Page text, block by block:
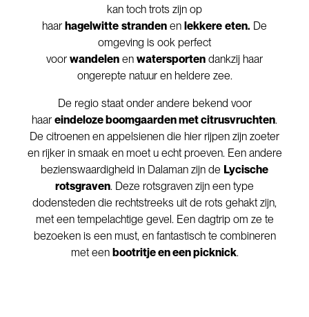
kan toch trots zijn op
haar hagelwitte stranden en lekkere eten. De
omgeving is ook perfect
voor wandelen en watersporten dankzij haar
ongerepte natuur en heldere zee.
De regio staat onder andere bekend voor
haar eindeloze boomgaarden met citrusvruchten.
De citroenen en appelsienen die hier rijpen zijn zoeter
en rijker in smaak en moet u echt proeven. Een andere
bezienswaardigheid in Dalaman zijn de Lycische
rotsgraven. Deze rotsgraven zijn een type
dodensteden die rechtstreeks uit de rots gehakt zijn,
met een tempelachtige gevel. Een dagtrip om ze te
bezoeken is een must, en fantastisch te combineren
met een bootritje en een picknick.